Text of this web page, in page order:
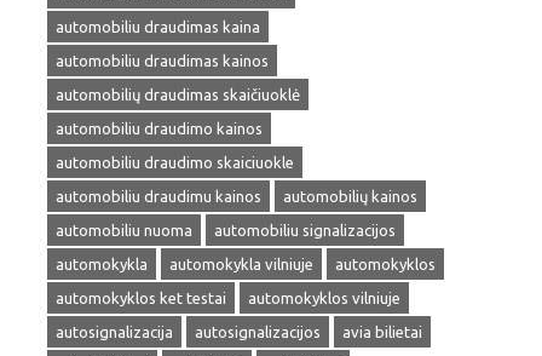
automobiliu draudimas kaina
automobiliu draudimas kainos
automobilių draudimas skaičiuoklė
automobiliu draudimo kainos
automobiliu draudimo skaiciuokle
automobiliu draudimu kainos
automobilių kainos
automobiliu nuoma
automobiliu signalizacijos
automokykla
automokykla vilniuje
automokyklos
automokyklos ket testai
automokyklos vilniuje
autosignalizacija
autosignalizacijos
avia bilietai